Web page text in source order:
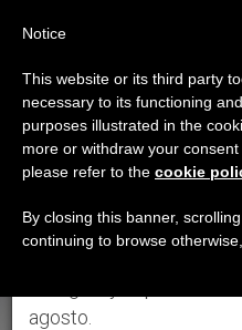
ETIQUETA
Posts
ÚLTIMAS NOTICIAS
Aviso
Del 27 de julio al 7 de
anual, aprovechando
se generan menos
agosto.
Notice
This website or its third party
necessary to its functioning
purposes illustrated in the
more or withdraw your
please refer to the cookie
By closing this banner,
continuing to browse